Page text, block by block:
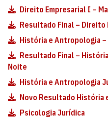
Direito Empresarial I –
Resultado Final – Direito
História e Antropologia
Resultado Final –
Noite
História e Antropologia
Novo Resultado História
Psicologia Jurídica